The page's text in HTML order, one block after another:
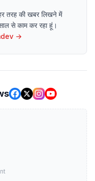
तरह की खबर लिखने में
से काम कर रहा हूं।
→